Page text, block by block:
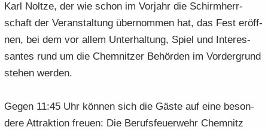
a
­
t
i
n
a
­
t
n
Karl Nolt­ze, der wie schon im Vor­jahr die Schirm­herr­
schaft der Ver­an­stal­tung über­nom­men hat, das Fest er­öff­
nen, bei dem vor allem Un­ter­hal­tung, Spiel und In­ter­es­
san­tes rund um die Chem­nit­zer Be­hör­den im Vor­der­grund
ste­hen wer­den.
Gegen 11:45 Uhr kön­nen sich die Gäste auf eine be­son­
de­re At­trak­ti­on freu­en: Die Be­rufs­feu­er­wehr Chem­nitz